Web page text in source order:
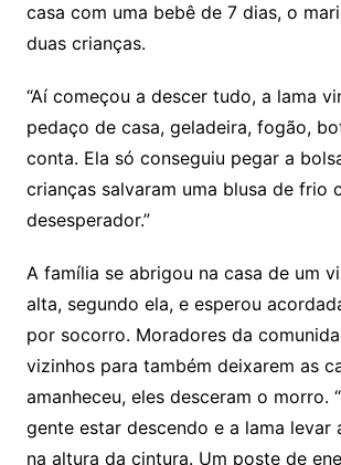
casa com uma bebê de 7 dias, o
duas crianças.
“Aí começou a descer tudo, a lama
pedaço de casa, geladeira, fogão,
conta. Ela só conseguiu pegar a
crianças salvaram uma blusa de frio
desesperador.”
A família se abrigou na casa de um
alta, segundo ela, e esperou
por socorro. Moradores da
vizinhos para também deixarem as
amanheceu, eles desceram o morro.
gente estar descendo e a lama levar
na altura da cintura. Um poste de